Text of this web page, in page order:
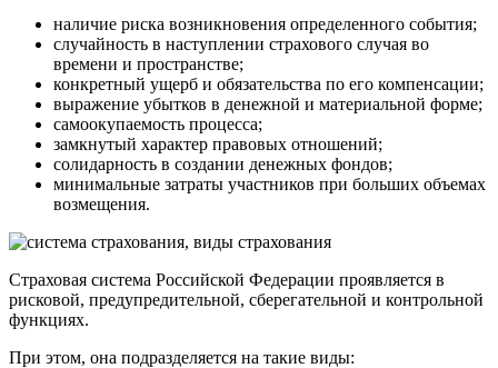
наличие риска возникновения определенного события;
случайность в наступлении страхового случая во
времени и пространстве;
конкретный ущерб и обязательства по его компенсации;
выражение убытков в денежной и материальной форме;
самоокупаемость процесса;
замкнутый характер правовых отношений;
солидарность в создании денежных фондов;
минимальные затраты участников при больших объемах
возмещения.
Страховая система Российской Федерации проявляется в
рисковой, предупредительной, сберегательной и контрольной
функциях.
При этом, она подразделяется на такие виды: